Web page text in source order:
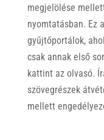
megjelölése
nyomtatásban. Ez
gyűjtőportálok,
csak annak első
kattint az olvasó.
szövegrészek
mellett